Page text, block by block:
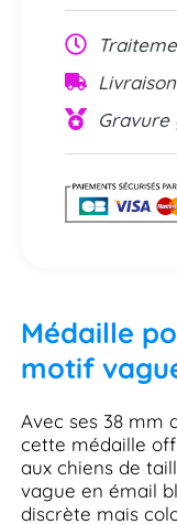
Médaille
motif
Avec ses 38 mm
cette médaille
aux chiens de
vague en émail
discrète mais